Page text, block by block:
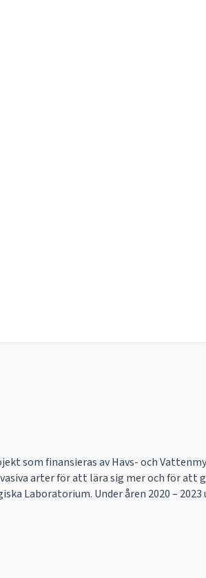
som finansieras av Havs- och
arter för att lära sig mer och för
Laboratorium. Under åren 2020 –